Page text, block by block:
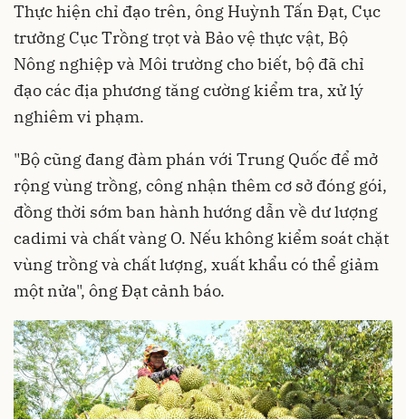
Thực hiện chỉ đạo trên, ông Huỳnh Tấn Đạt, Cục
trưởng Cục Trồng trọt và Bảo vệ thực vật, Bộ
Nông nghiệp và Môi trường cho biết, bộ đã chỉ
đạo các địa phương tăng cường kiểm tra, xử lý
nghiêm vi phạm.
"Bộ cũng đang đàm phán với Trung Quốc để mở
rộng vùng trồng, công nhận thêm cơ sở đóng gói,
đồng thời sớm ban hành hướng dẫn về dư lượng
cadimi và chất vàng O. Nếu không kiểm soát chặt
vùng trồng và chất lượng, xuất khẩu có thể giảm
một nửa", ông Đạt cảnh báo.